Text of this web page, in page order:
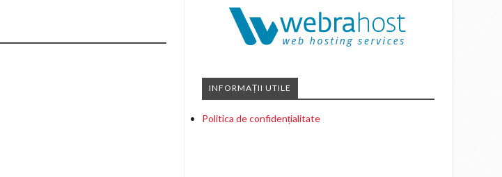
INFORMAȚII UTILE
Politica de confidențialitate